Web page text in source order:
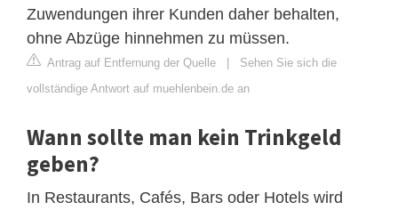
Zuwendungen ihrer Kunden daher behalten,
ohne Abzüge hinnehmen zu müssen.
Antrag auf Entfernung der Quelle | Sehen Sie sich die
vollständige Antwort auf muehlenbein.de an
Wann sollte man kein Trinkgeld
geben?
In Restaurants, Cafés, Bars oder Hotels wird